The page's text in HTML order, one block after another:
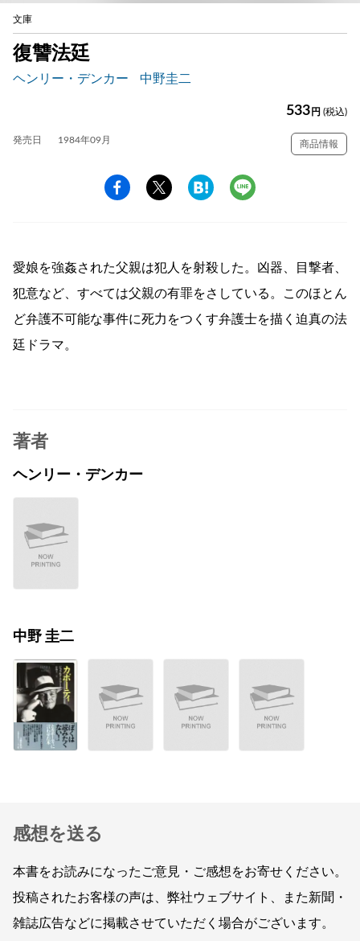
文庫
復讐法廷
ヘンリー・デンカー 中野圭二
533 円 (税込)
発売日 1984年09月 商品情報
愛娘を強姦された父親は犯人を射殺した。凶器、目撃者、
犯意など、すべては父親の有罪をさしている。このほとん
ど弁護不可能な事件に死力をつくす弁護士を描く迫真の法
廷ドラマ。
著者
ヘンリー・デンカー
中野 圭二
感想を送る
本書をお読みになったご意見・ご感想をお寄せください。
投稿されたお客様の声は、弊社ウェブサイト、また新聞・
雑誌広告などに掲載させていただく場合がございます。